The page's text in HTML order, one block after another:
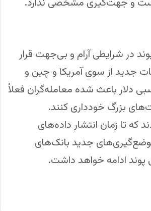
در شرایطی آرام و بی‌جهت قرار
جدید از سوی آمریکا و چین و
دلار باعث شده معامله‌گران فعلاً
بزرگ خودداری کنند.
که تا زمان انتشار داده‌های
جدید بانک‌های
پوند ادامه خواهد داشت.